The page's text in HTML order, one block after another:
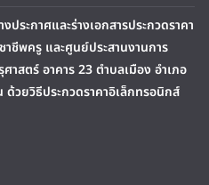
ระกาศและร่างเอกสารประกวดราคา
ชีพครู และศูนย์ประสานงานการ
าสตร์ อาคาร 23 ตำบลเมือง อำเภอ
ด้วยวิธีประกวดราคาอิเล็กทรอนิกส์